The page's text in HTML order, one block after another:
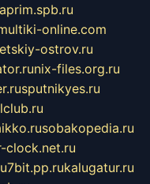
online.com
ostrov.ru
nix-files.org.ru
sputnikyes.ru
sobakopedia.ru
clock.net.ru
7bit.pp.rukalugatur.ru